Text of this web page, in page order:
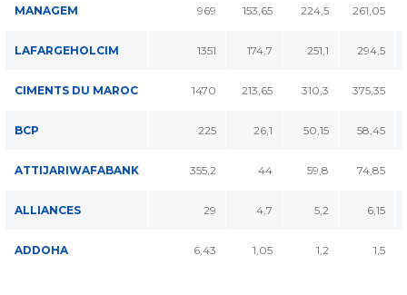
MANAGEM 969 153,65 224,5 261,05
LAFARGEHOLCIM 1351 174,7 251,1 294,5
CIMENTS DU MAROC 1470 213,65 310,3 375,35
BCP 225 26,1 50,15 58,45
ATTIJARIWAFABANK 355,2 44 59,8 74,85
ALLIANCES 29 4,7 5,2 6,15
ADDOHA 6,43 1,05 1,2 1,5